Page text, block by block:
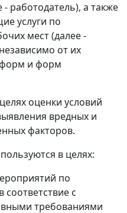
работодатель), а также
услуги по
мест (далее -
от их
и форм
оценки условий
вредных и
факторов.
в целях:
по
с
требованиями